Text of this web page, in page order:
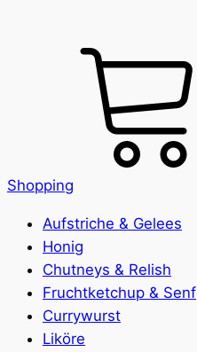
Shopping
Aufstriche & Gelees
Honig
Chutneys & Relish
Fruchtketchup & Senf
Currywurst
Liköre